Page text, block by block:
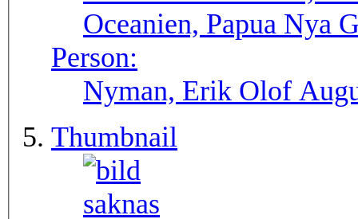
Oceanien, Papua Nya
Person:
Nyman, Erik Olof
Thumbnail